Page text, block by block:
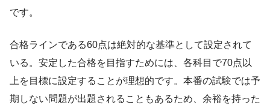
です。
合格ラインである60点は絶対的な基準として設定されて
いる。安定した合格を目指すためには、各科目で70点以
上を目標に設定することが理想的です。本番の試験では予
期しない問題が出題されることもあるため、余裕を持った